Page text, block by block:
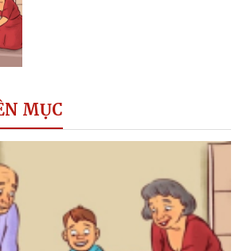
MỤC